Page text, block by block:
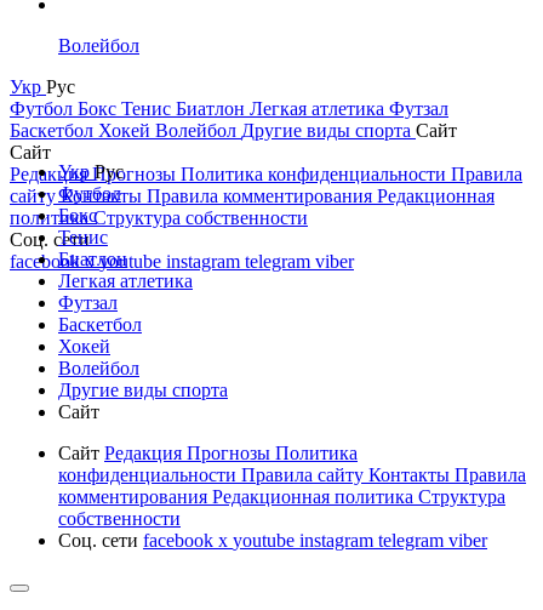
Волейбол
Укр Рус
Футбол Бокс Тенис Биатлон Легкая атлетика Футзал
Баскетбол Хокей Волейбол Другие виды спорта Сайт
Сайт
РедакцияПрогнозы Политика конфиденциальности Правила
сайтуКонтакты Правила комментирования Редакционная
политикаСтруктура собственности
Соц. сети
facebookxyoutube instagram telegram viber
УкрРус
Футбол
Бокс
Тенис
Биатлон
Легкая атлетика
Футзал
Баскетбол
Хокей
Волейбол
Другие виды спорта
Сайт
Сайт Редакция Прогнозы Политика
конфиденциальности Правила сайту Контакты Правила
комментирования Редакционная политика Структура
собственности
Соц. сети facebook x youtube instagram telegram viber